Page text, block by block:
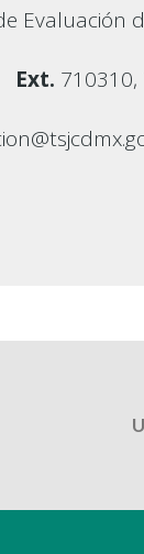
Evaluación
Ext.